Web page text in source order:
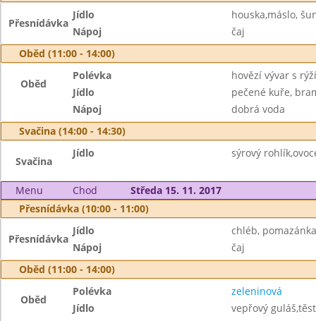
Přesnídávka
Jídlo
houska,máslo,
Nápoj
čaj
Oběd (11:00 - 14:00)
Oběd
Polévka
hovězí vývar s rýží
Jídlo
pečené kuře,
Nápoj
dobrá voda
Svačina (14:00 - 14:30)
Svačina
Jídlo sýrový
Menu Chod
Středa 15. 11. 2017
Přesnídávka (10:00 - 11:00)
Přesnídávka
Jídlo
chléb,
Nápoj
čaj
Oběd (11:00 - 14:00)
Oběd
Polévka
zeleninová
Jídlo
vepřový